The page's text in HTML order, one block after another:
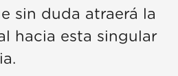
sin duda atraerá la
hacia esta singular